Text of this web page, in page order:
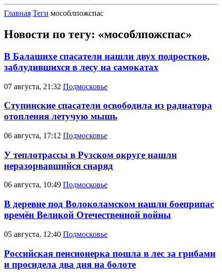
Главная Теги мособлпожспас
Новости по тегу: «мособлпожспас»
В Балашихе спасатели нашли двух подростков,
заблудившихся в лесу на самокатах
07 августа, 21:32 Подмосковье
Ступинские спасатели освободила из радиатора
отопления летучую мышь
06 августа, 17:12 Подмосковье
У теплотрассы в Рузском округе нашли
неразорвавшийся снаряд
06 августа, 10:49 Подмосковье
В деревне под Волоколамском нашли боеприпас
времён Великой Отечественной войны
05 августа, 12:40 Подмосковье
Российская пенсионерка пошла в лес за грибами
и просидела два дня на болоте